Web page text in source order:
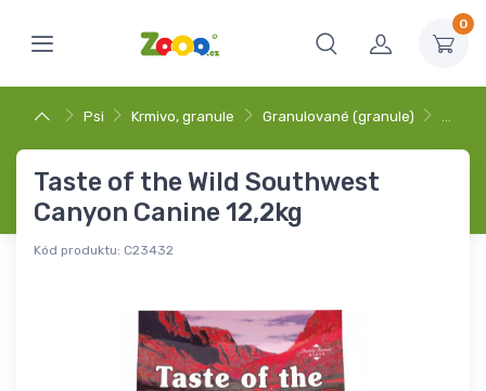
0
Psi Krmivo, granule Granulované (granule) …
Taste of the Wild Southwest
Canyon Canine 12,2kg
Kód produktu: C23432